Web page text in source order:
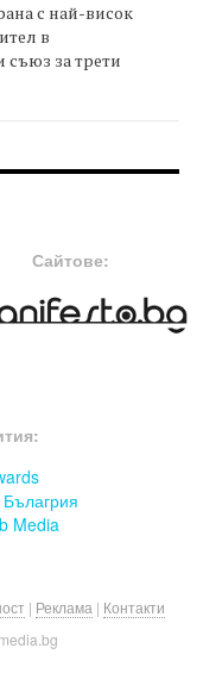
с най-висок
в
за трети
Сайтове:
Media
| Реклама | Контакти